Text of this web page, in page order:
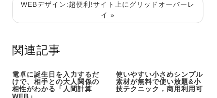
WEBデザイン:超便利!サイト上にグリッドオーバーレ
イ »
関連記事
電卓に誕生日を入力するだ
けで、相手との大人関係の
相性がわかる「人間計算
WEB」
使いやすい小さめシンプル
素材が無料で使い放題&小
技テクニック，商用利用可